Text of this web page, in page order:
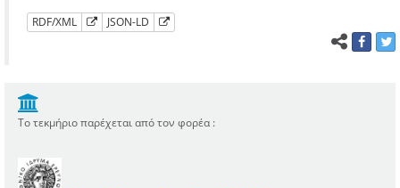
RDF/XML JSON-LD
Το τεκμήριο παρέχεται από τον φορέα :